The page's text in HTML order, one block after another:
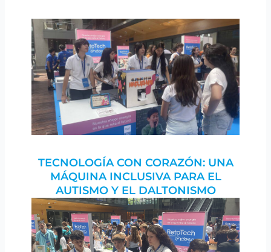
TECNOLOGÍA CON CORAZÓN: UNA
MÁQUINA INCLUSIVA PARA EL
AUTISMO Y EL DALTONISMO